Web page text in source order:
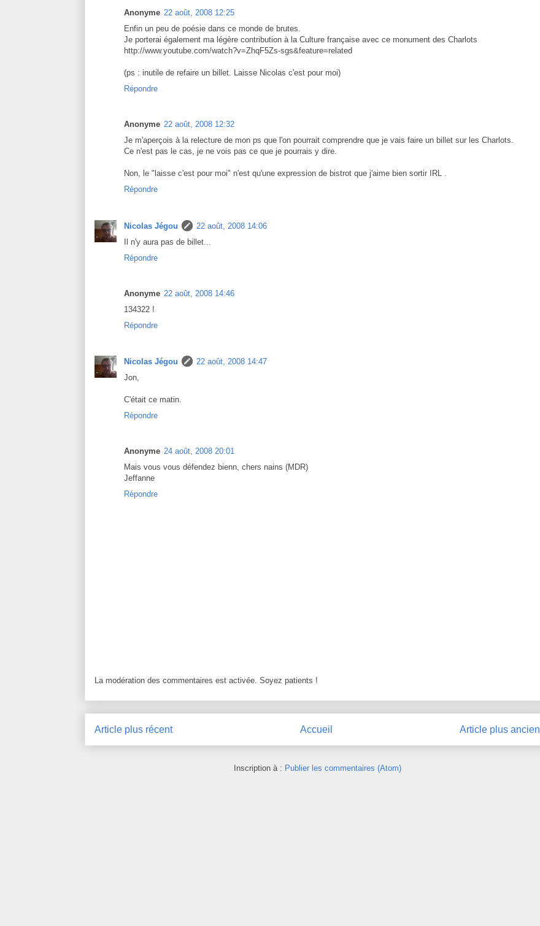
Anonyme 22 août, 2008 12:25
Enfin un peu de poésie dans ce monde de brutes.
Je porterai également ma légère contribution à la Culture française avec ce monument des Charlots
http://www.youtube.com/watch?v=ZhqF5Zs-sgs&feature=related
(ps : inutile de refaire un billet. Laisse Nicolas c'est pour moi)
Répondre
Anonyme 22 août, 2008 12:32
Je m'aperçois à la relecture de mon ps que l'on pourrait comprendre que je vais faire un billet sur les Charlots.
Ce n'est pas le cas, je ne vois pas ce que je pourrais y dire.
Non, le "laisse c'est pour moi" n'est qu'une expression de bistrot que j'aime bien sortir IRL .
Répondre
Nicolas Jégou
22 août, 2008 14:06
Il n'y aura pas de billet...
Répondre
Anonyme 22 août, 2008 14:46
134322 !
Répondre
Nicolas Jégou
22 août, 2008 14:47
Jon,
C'était ce matin.
Répondre
Anonyme 24 août, 2008 20:01
Mais vous vous défendez bienn, chers nains (MDR)
Jeffanne
Répondre
La modération des commentaires est activée. Soyez patients !
Article plus récent Article plus ancien
Accueil
Inscription à : Publier les commentaires (Atom)